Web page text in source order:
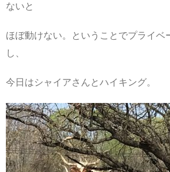
ないと
ほぼ動けない。ということでプライベ
し、
今日はシャイアさんとハイキング。